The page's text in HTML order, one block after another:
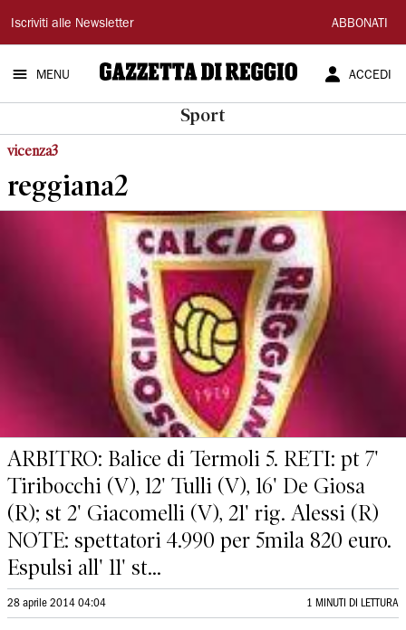
Gazzetta
di
Reggio
Iscriviti alle Newsletter ABBONATI
MENU ACCEDI
Sport
vicenza3
reggiana2
ARBITRO: Balice di Termoli 5. RETI: pt 7'
Tiribocchi (V), 12' Tulli (V), 16' De Giosa
(R); st 2' Giacomelli (V), 21' rig. Alessi (R)
NOTE: spettatori 4.990 per 5mila 820 euro.
Espulsi all' 11' st...
28 aprile 2014 04:04 1 MINUTI DI LETTURA